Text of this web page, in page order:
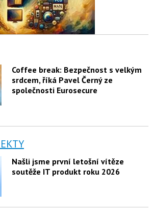
Coffee break: Bezpečnost s velkým
srdcem, říká Pavel Černý ze
společnosti Eurosecure
Našli jsme první letošní vítěze
soutěže IT produkt roku 2026